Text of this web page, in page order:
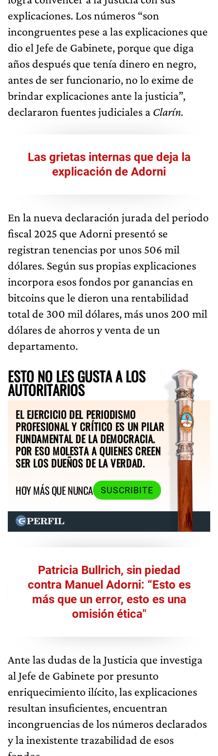
explicaciones. Los números “son
incongruentes pese a las explicaciones que
dio el Jefe de Gabinete, porque que diga
años después que tenía dinero en negro,
antes de ser funcionario, no lo exime de
brindar explicaciones ante la justicia”,
declararon fuentes judiciales a Clarín.
Las grietas internas que deja la
explicación de Adorni
En la nueva declaración jurada del periodo
fiscal 2025 que Adorni presentó se
registran tenencias por unos 506 mil
dólares. Según sus propias explicaciones
incorpora esos fondos por ganancias en
bitcoins que le dieron una rentabilidad
total de 300 mil dólares, más unos 200 mil
dólares de ahorros y venta de un
departamento.
ESTO NO LES GUSTA A LOS
AUTORITARIOS
EL EJERCICIO DEL PERIODISMO
PROFESIONAL Y CRÍTICO ES UN PILAR
FUNDAMENTAL DE LA DEMOCRACIA.
POR ESO MOLESTA A QUIENES CREEN
SER LOS DUEÑOS DE LA VERDAD.
HOY MÁS QUE NUNCA
SUSCRIBITE
Patricia Bullrich, sin piedad
contra Manuel Adorni: “Esto es
más que un error, esto es una
omisión ética"
Ante las dudas de la Justicia que investiga
al Jefe de Gabinete por presunto
enriquecimiento ilícito, las explicaciones
resultan insuficientes, encuentran
incongruencias de los números declarados
y la inexistente trazabilidad de esos